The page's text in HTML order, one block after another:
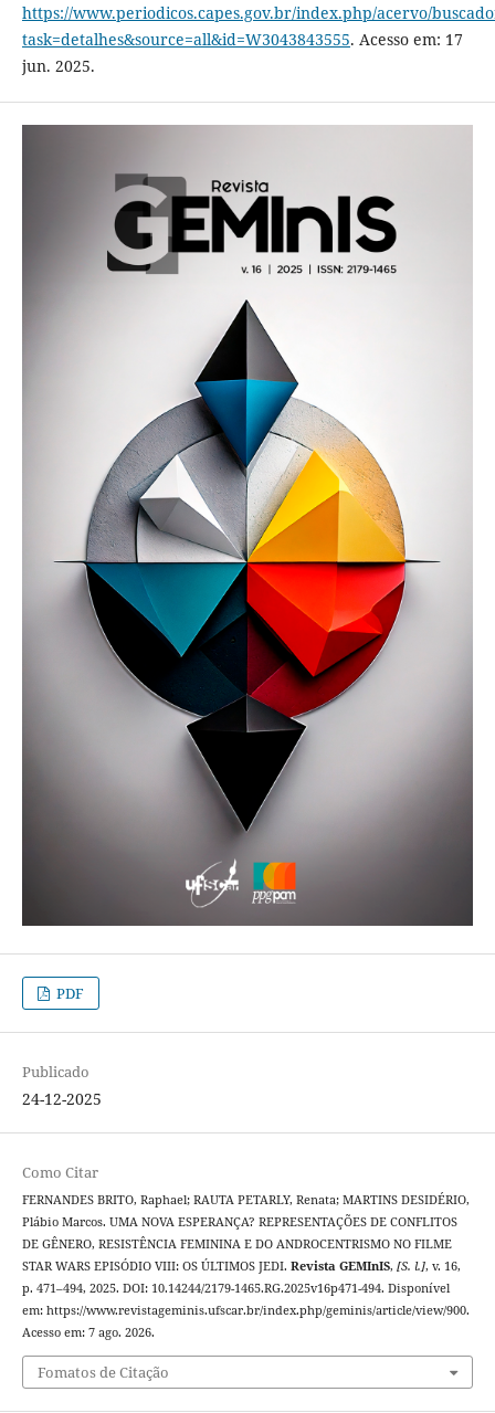
https://www.periodicos.capes.gov.br/index.php/acervo/
task=detalhes&source=all&id=W3043843555. Acesso em: 17
jun. 2025.
PDF
Publicado
24-12-2025
Como Citar
FERNANDES BRITO, Raphael; RAUTA PETARLY, Renata; MARTINS DESIDÉRIO,
Plábio Marcos. UMA NOVA ESPERANÇA? REPRESENTAÇÕES DE CONFLITOS
DE GÊNERO, RESISTÊNCIA FEMININA E DO ANDROCENTRISMO NO FILME
STAR WARS EPISÓDIO VIII: OS ÚLTIMOS JEDI. Revista GEMInIS, [S. l.], v. 16,
p. 471–494, 2025. DOI: 10.14244/2179-1465.RG.2025v16p471-494. Disponível
em: https://www.revistageminis.ufscar.br/index.php/geminis/article/view/900.
Acesso em: 7 ago. 2026.
Fomatos de Citação